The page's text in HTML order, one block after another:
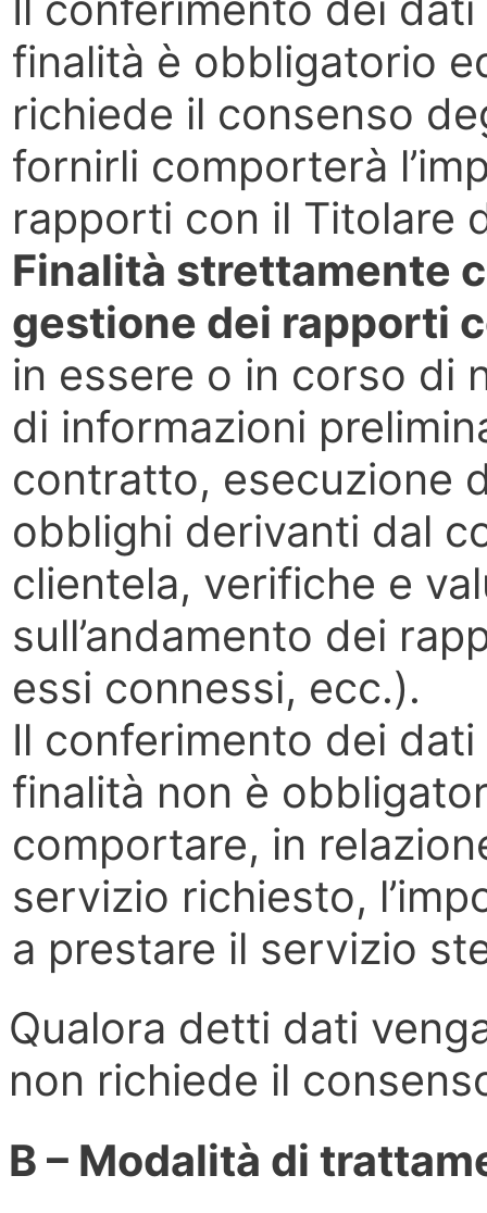
finalità è obbligatorio
richiede il consenso
fornirli comporterà
rapporti con il Titolare
Finalità strettamente
gestione dei rapporti
in essere o in corso di
di informazioni
contratto, esecuzione
obblighi derivanti dal
clientela, verifiche e
sull’andamento dei
essi connessi, ecc.).
Il conferimento dei
finalità non è
comportare, in
servizio richiesto,
a prestare il servizio
Qualora detti dati
non richiede il
B – Modalità di